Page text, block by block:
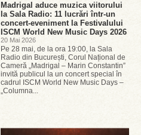
Madrigal aduce muzica viitorului
la Sala Radio: 11 lucrări într-un
concert-eveniment la Festivalului
ISCM World New Music Days 2026
20 Mai 2026
Pe 28 mai, de la ora 19:00, la Sala
Radio din București, Corul Național de
Cameră „Madrigal – Marin Constantin”
invită publicul la un concert special în
cadrul ISCM World New Music Days –
„Columna...